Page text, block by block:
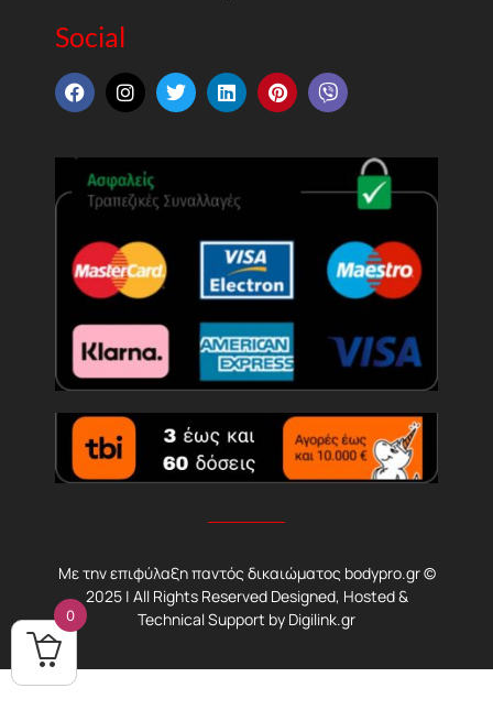
Social
Με την επιφύλαξη παντός δικαιώματος bodypro.gr ©
2025 | All Rights Reserved Designed, Hosted &
Technical Support by Digilink.gr
0